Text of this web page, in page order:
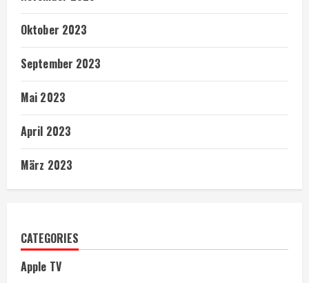
Oktober 2023
September 2023
Mai 2023
April 2023
März 2023
CATEGORIES
Apple TV